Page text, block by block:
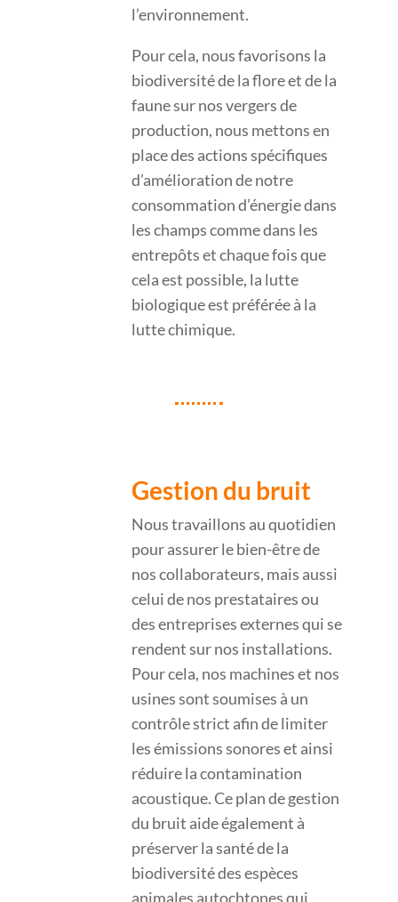
l’environnement.
Pour cela, nous favorisons la
biodiversité de la flore et de la
faune sur nos vergers de
production, nous mettons en
place des actions spécifiques
d’amélioration de notre
consommation d’énergie dans
les champs comme dans les
entrepôts et chaque fois que
cela est possible, la lutte
biologique est préférée à la
lutte chimique.
Gestion du bruit
Nous travaillons au quotidien
pour assurer le bien-être de
nos collaborateurs, mais aussi
celui de nos prestataires ou
des entreprises externes qui se
rendent sur nos installations.
Pour cela, nos machines et nos
usines sont soumises à un
contrôle strict afin de limiter
les émissions sonores et ainsi
réduire la contamination
acoustique. Ce plan de gestion
du bruit aide également à
préserver la santé de la
biodiversité des espèces
animales autochtones qui